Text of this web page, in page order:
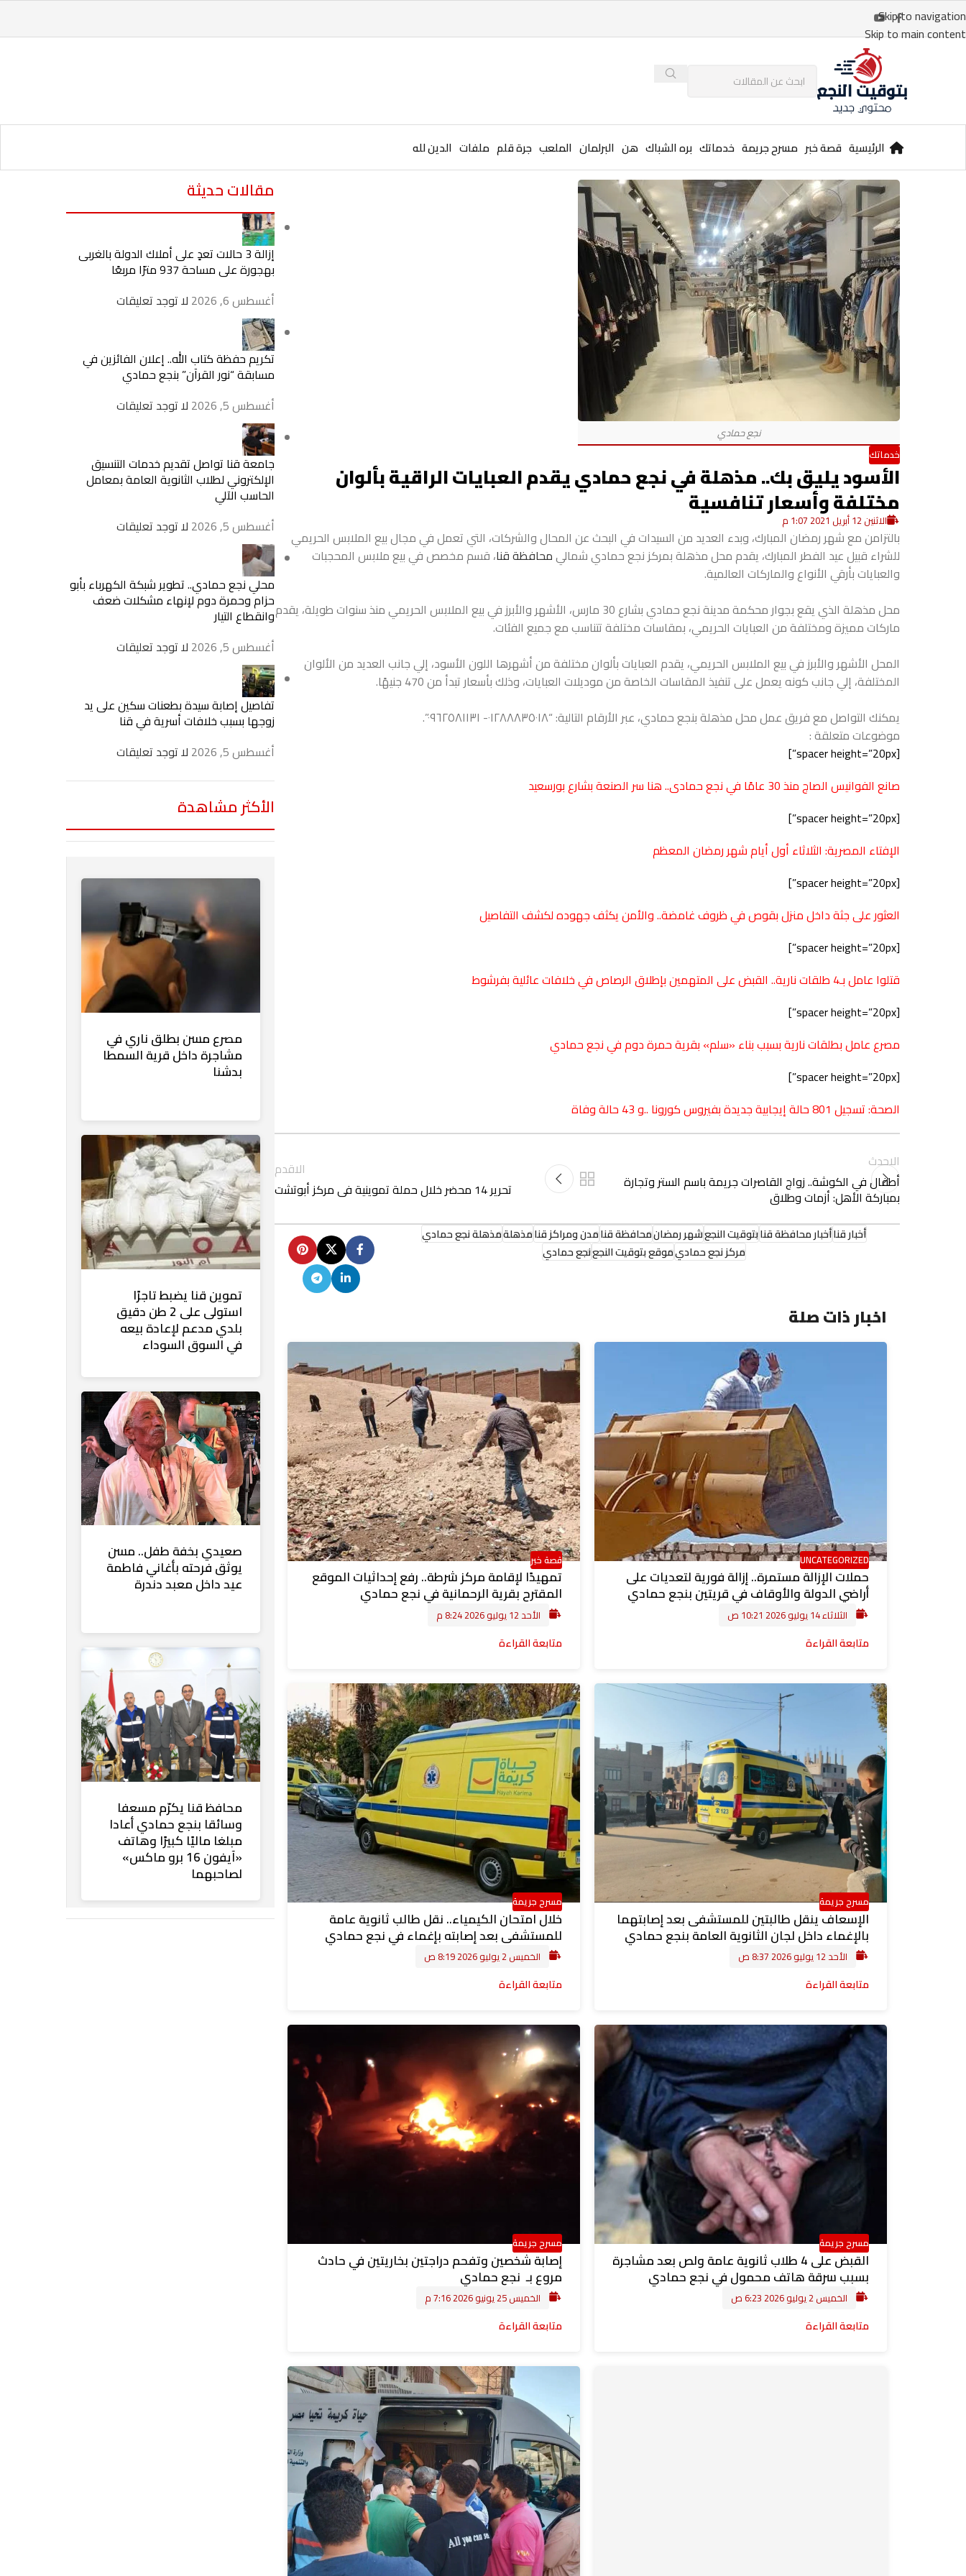
Skip to navigation
Skip to main content
الرئيسية قصة خبر مسرح جريمة خدماتك بره الشباك هن البرلمان الملعب جرة قلم ملفات الدين لله
خدماتك
الأسود يليق بك.. مذهلة في نجع حمادي يقدم العبايات الراقية بألوان
مختلفة وأسعار تنافسية
الاثنين 12 أبريل 2021 1:07 م
بالتزامن مع شهر رمضان المبارك، وبدء العديد من السيدات في البحث عن المحال والشركات، التي تعمل في مجال بيع الملابس الحريمي
للشراء قبيل عيد الفطر المبارك، يقدم محل مذهلة بمركز نجع حمادي شماليمحافظة قنا، قسم مخصص في بيع ملابس المحجبات
والعبايات بأرقي الأنواع والماركات العالمية.
محل مذهلة الذي يقع بجوار محكمة مدينة نجع حمادي بشارع 30 مارس، الأشهر والأبرز في بيع الملابس الحريمي منذ سنوات طويلة، يقدم
ماركات مميزة ومختلفة من العبايات الحريمي، بمقاسات مختلفة تتناسب مع جميع الفئات.
المحل الأشهر والأبرز في بيع الملابس الحريمي، يقدم العبايات بألوان مختلفة من أشهرها اللون الأسود، إلي جانب العديد من الألوان
المختلفة، إلي جانب كونه يعمل على تنفيذ المقاسات الخاصة من موديلات العبايات، وذلك بأسعار تبدأ من 470 جنيهًا.
يمكنك التواصل مع فريق عمل محل مذهلة بنجع حمادي، عبر الأرقام التالية: “٠١٢٨٨٨٣٥٠١٨- ٠٩٦٢٥٨١١٣١”.
موضوعات متعلقة :
[spacer height=”20px”]
صانع الفوانيس الصاج منذ 30 عامًا في نجع حمادى.. هنا سر الصنعة بشارع بورسعيد
[spacer height=”20px”]
الإفتاء المصرية: الثلاثاء أول أيام شهر رمضان المعظم
[spacer height=”20px”]
العثور على جثة داخل منزل بقوص في ظروف غامضة.. والأمن يكثف جهوده لكشف التفاصيل
[spacer height=”20px”]
قتلوا عامل بـ4 طلقات نارية.. القبض على المتهمين بإطلاق الرصاص في خلافات عائلية بفرشوط
[spacer height=”20px”]
مصرع عامل بطلقات نارية بسبب بناء «سلم» بقرية حمرة دوم في نجع حمادي
[spacer height=”20px”]
الصحة: تسجيل 801 حالة إيجابية جديدة بفيروس كورونا ..و 43 حالة وفاة
الاحدث
أطفال في الكوشة.. زواج القاصرات جريمة باسم الستر وتجارة
بمباركة الأهل: أزمات وطلاق
الاقدم
تحرير 14 محضر خلال حملة تموينية فى مركز أبوتشت
أخبار قناأخبار محافظة قنابتوقيت النجعشهر رمضانمحافظة قنامدن ومراكز قنامذهلةمذهلة نجع حمادي
مركز نجع حماديموقع بتوقيت النجعنجع حمادي
اخبار ذات صلة
UNCATEGORIZED
حملات الإزالة مستمرة.. إزالة فورية لتعديات على
أراضي الدولة والأوقاف في قريتين بنجع حمادي
الثلاثاء 14 يوليو 2026 10:21 ص
متابعة القراءة
قصة خبر
تمهيدًا لإقامة مركز شرطة.. رفع إحداثيات الموقع
المقترح بقرية الرحمانية في نجع حمادي
الأحد 12 يوليو 2026 8:24 م
متابعة القراءة
مسرح جريمة
الإسعاف ينقل طالبتين للمستشفى بعد إصابتهما
بالإغماء داخل لجان الثانوية العامة بنجع حمادي
الأحد 12 يوليو 2026 8:37 ص
متابعة القراءة
مسرح جريمة
خلال امتحان الكيمياء.. نقل طالب ثانوية عامة
للمستشفى بعد إصابته بإغماء في نجع حمادي
الخميس 2 يوليو 2026 8:19 ص
متابعة القراءة
مسرح جريمة
القبض على 4 طلاب ثانوية عامة ولص بعد مشاجرة
بسبب سرقة هاتف محمول في نجع حمادي
الخميس 2 يوليو 2026 6:23 ص
متابعة القراءة
مسرح جريمة
إصابة شخصين وتفحم دراجتين بخاريتين في حادث
مروع بـ نجع حمادي
الخميس 25 يونيو 2026 7:16 م
متابعة القراءة
مقالات حديثة
إزالة 3 حالات تعدٍ على أملاك الدولة بالغربى
بهجورة على مساحة 937 مترًا مربعًا
أغسطس 6, 2026
لا توجد تعليقات
تكريم حفظة كتاب الله.. إعلان الفائزين في
مسابقة “نور القرآن” بنجع حمادي
أغسطس 5, 2026
لا توجد تعليقات
جامعة قنا تواصل تقديم خدمات التنسيق
الإلكتروني لطلاب الثانوية العامة بمعامل
الحاسب الآلي
أغسطس 5, 2026
لا توجد تعليقات
محلي نجع حمادي.. تطوير شبكة الكهرباء بأبو
حزام وحمرة دوم لإنهاء مشكلات ضعف
وانقطاع التيار
أغسطس 5, 2026
لا توجد تعليقات
تفاصيل إصابة سيدة بطعنات سكين على يد
زوجها بسبب خلافات أسرية في قنا
أغسطس 5, 2026
لا توجد تعليقات
الأكثر مشاهدة
مصرع مسن بطلق ناري في
مشاجرة داخل قرية السمطا
بدشنا
تموين قنا يضبط تاجرًا
استولى على 2 طن دقيق
بلدي مدعم لإعادة بيعه
في السوق السوداء
صعيدي بخفة طفل.. مسن
يوثق فرحته بأغاني فاطمة
عيد داخل معبد دندرة
محافظ قنا يكرّم مسعفا
وسائقا بنجع حمادي أعادا
مبلغا ماليًا كبيرًا وهاتف
«آيفون 16 برو ماكس»
لصاحبهما